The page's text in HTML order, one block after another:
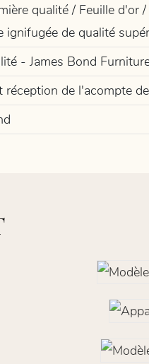
qualité / Feuille d'or
ignifugée de qualité
- James Bond
de l'acompte